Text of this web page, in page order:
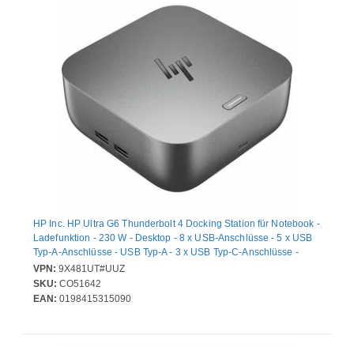
HP Inc. HP Ultra G6 Thunderbolt 4 Docking Station für Notebook -
Ladefunktion - 230 W - Desktop - 8 x USB-Anschlüsse - 5 x USB
Typ-A-Anschlüsse - USB Typ-A - 3 x USB Typ-C-Anschlüsse -
USB Typ C - 1 x RJ-45-Anschlüsse - Netzwerk (RJ-45) - 1 x
HDMI-Anschlüsse - HDMI - 2 x DisplayPorts - DisplayPort -
Thunderbolt - 1 x Thunderbolt 4 Ports - Kabelgebundenes - 2.5
VPN: 9X481UT#UUZ
SKU: CO51642
EAN: 0198415315090